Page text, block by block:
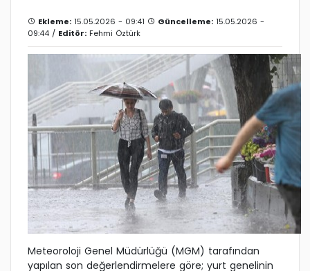
Ekleme: 15.05.2026 - 09:41 Güncelleme: 15.05.2026 -
09:44 / Editör: Fehmi Öztürk
Meteoroloji Genel Müdürlüğü (MGM) tarafından
yapılan son değerlendirmelere göre; yurt genelinin